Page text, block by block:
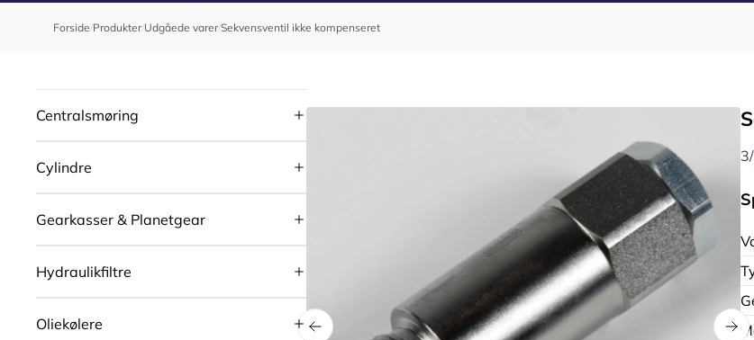
Forside/Produkter/Udgåede varer/Sekvensventil ikke kompenseret
Centralsmøring
Cylindre
Gearkasser & Planetgear
Hydraulikfiltre
Oliekølere